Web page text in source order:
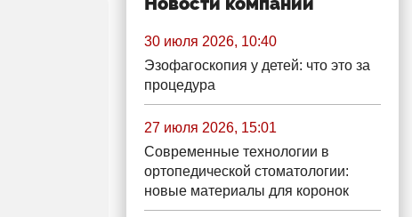
30 июля 2026, 10:40
Эзофагоскопия у детей: что это за
процедура
27 июля 2026, 15:01
Современные технологии в
ортопедической стоматологии:
новые материалы для коронок